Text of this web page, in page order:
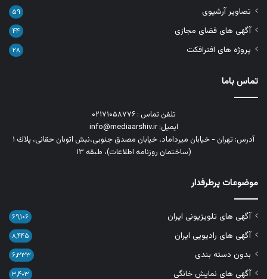
تصاویر آرشیوی ۵۹
آگهی های فضای مجازی ۴۴
پروژه های افترافکت ۲۸
تماس باما
تلفن تماس : ۰۲۱۷۱۰۵۸۷۷۶
ایمیل: info@mediaarshiv.ir
آدرس: تهران - خیابان میرداماد، خیابان مصدق جنوبی،نبش اتوبان حقانی، پلاك ١
(ساختمان روزنامه اطلاعات)، طبقه ۱۳
موضوعات پرطرفدار
آگهی های تلویزیونی ایران ۶۹,۱۰۶
آگهی های رادیویی ایران ۸,۴۴۵
بدون دسته بندی ۶,۳۳۳
آگهی های نمایش خانگی ۳,۴۰۳